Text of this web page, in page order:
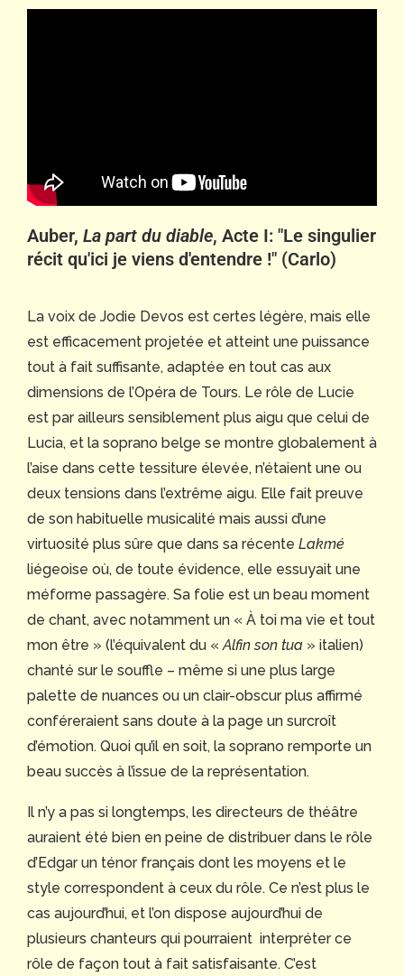
Auber, La part du diable, Acte I: "Le singulier
récit qu'ici je viens d'entendre !" (Carlo)
La voix de Jodie Devos est certes légère, mais elle
est efficacement projetée et atteint une puissance
tout à fait suffisante, adaptée en tout cas aux
dimensions de l’Opéra de Tours. Le rôle de Lucie
est par ailleurs sensiblement plus aigu que celui de
Lucia, et la soprano belge se montre globalement à
l’aise dans cette tessiture élevée, n’étaient une ou
deux tensions dans l’extrême aigu. Elle fait preuve
de son habituelle musicalité mais aussi d’une
virtuosité plus sûre que dans sa récente Lakmé
liégeoise où, de toute évidence, elle essuyait une
méforme passagère. Sa folie est un beau moment
de chant, avec notamment un « À toi ma vie et tout
mon être » (l’équivalent du «Alfin son tua » italien)
chanté sur le souffle – même si une plus large
palette de nuances ou un clair-obscur plus affirmé
conféreraient sans doute à la page un surcroît
d’émotion. Quoi qu’il en soit, la soprano remporte un
beau succès à l’issue de la représentation.
Il n’y a pas si longtemps, les directeurs de théâtre
auraient été bien en peine de distribuer dans le rôle
d’Edgar un ténor français dont les moyens et le
style correspondent à ceux du rôle. Ce n’est plus le
cas aujourd’hui, et l’on dispose aujourd’hui de
plusieurs chanteurs qui pourraient interpréter ce
rôle de façon tout à fait satisfaisante. C’est